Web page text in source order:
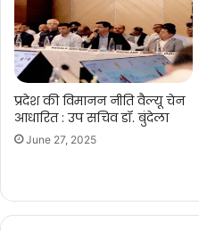
प्रदेश की विमानन नीति वैल्यू चेन
आधारित : उप सचिव डॉ. बुंदेला
June 27, 2025